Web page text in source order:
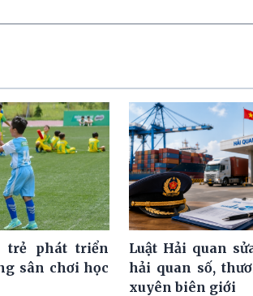
trẻ phát triển
sân chơi học
Luật Hải quan
hải quan số,
xuyên biên giới